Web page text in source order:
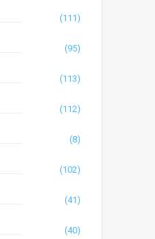
(111)
(95)
(113)
(112)
(8)
(102)
(41)
(40)